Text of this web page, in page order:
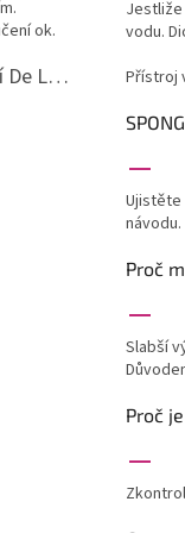
ok.
Priessnitz Kloubní mazání De Luxe, 200ml
Jestliže
vodu.
Přístroj
Ujistěte
návodu.
Proč
Slabší
Proč